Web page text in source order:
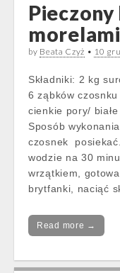
Pieczony
morelami
by Beata Czyż • 10
Składniki: 2 kg
6 ząbków
cienkie pory/
Sposób
czosnek
wodzie na 30
wrzątkiem,
brytfanki, naciąć
Read more →